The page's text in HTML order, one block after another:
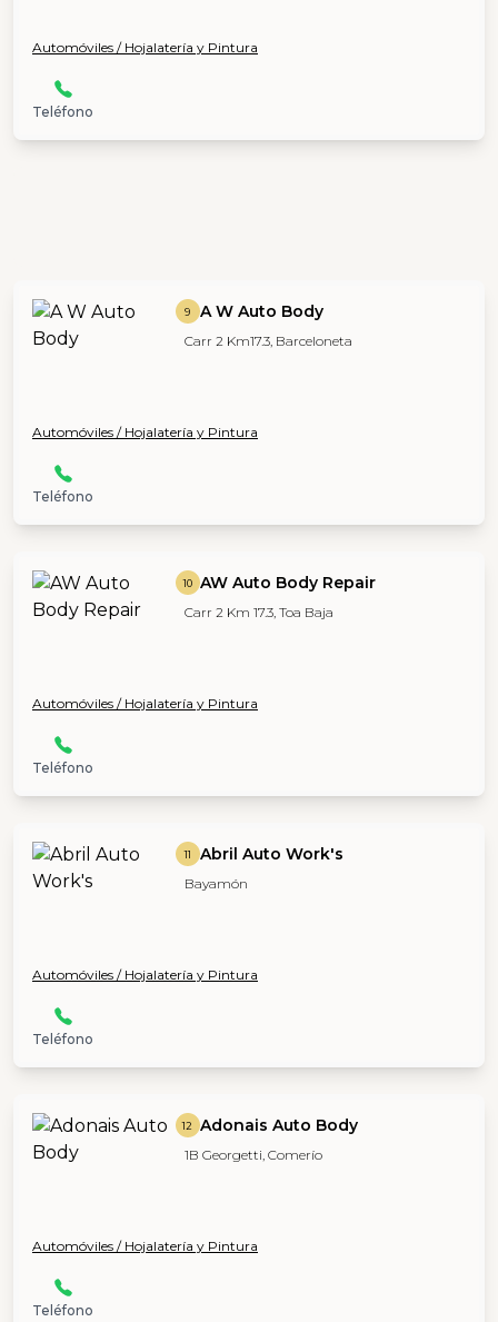
Automóviles / Hojalatería y Pintura
Teléfono
9 A W Auto Body
Carr 2 Km17.3, Barceloneta
Automóviles / Hojalatería y Pintura
Teléfono
10 AW Auto Body Repair
Carr 2 Km 17.3, Toa Baja
Automóviles / Hojalatería y Pintura
Teléfono
11 Abril Auto Work's
Bayamón
Automóviles / Hojalatería y Pintura
Teléfono
12 Adonais Auto Body
1B Georgetti, Comerío
Automóviles / Hojalatería y Pintura
Teléfono